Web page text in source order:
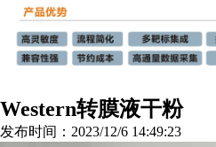
Western转膜液干粉
发布时间：2023/12/6 14:49:23